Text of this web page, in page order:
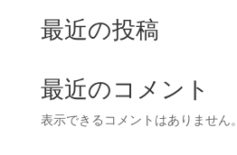
最近の投稿
最近のコメント
表示できるコメントはありません。